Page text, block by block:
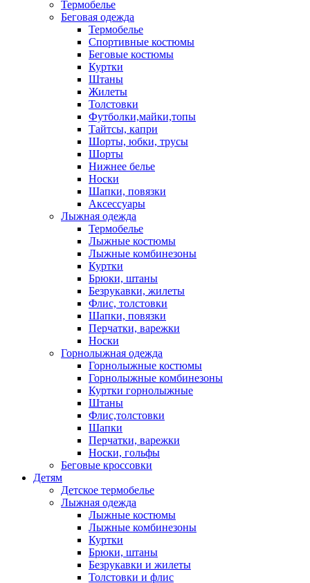
Термобелье
Беговая одежда
Термобелье
Спортивные костюмы
Беговые костюмы
Куртки
Штаны
Жилеты
Толстовки
Футболки,майки,топы
Тайтсы, капри
Шорты, юбки, трусы
Шорты
Нижнее белье
Носки
Шапки, повязки
Аксессуары
Лыжная одежда
Термобелье
Лыжные костюмы
Лыжные комбинезоны
Куртки
Брюки, штаны
Безрукавки, жилеты
Флис, толстовки
Шапки, повязки
Перчатки, варежки
Носки
Горнолыжная одежда
Горнолыжные костюмы
Горнолыжные комбинезоны
Куртки горнолыжные
Штаны
Флис,толстовки
Шапки
Перчатки, варежки
Носки, гольфы
Беговые кроссовки
Детям
Детское термобелье
Лыжная одежда
Лыжные костюмы
Лыжные комбинезоны
Куртки
Брюки, штаны
Безрукавки и жилеты
Толстовки и флис